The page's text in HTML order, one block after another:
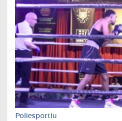
Poliesportiu